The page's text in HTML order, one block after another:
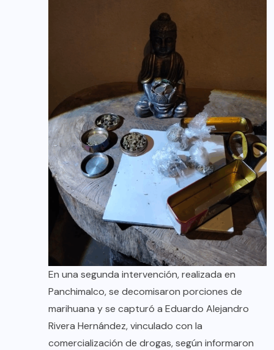
En una segunda intervención, realizada en
Panchimalco, se decomisaron porciones de
marihuana y se capturó a Eduardo Alejandro
Rivera Hernández, vinculado con la
comercialización de drogas, según informaron